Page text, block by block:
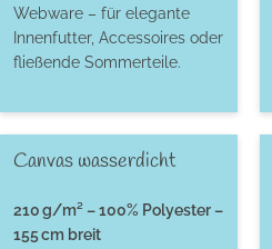
Webware – für elegante
Innenfutter, Accessoires oder
fließende Sommerteile.
Canvas wasserdicht
210 g/m² – 100% Polyester –
155 cm breit